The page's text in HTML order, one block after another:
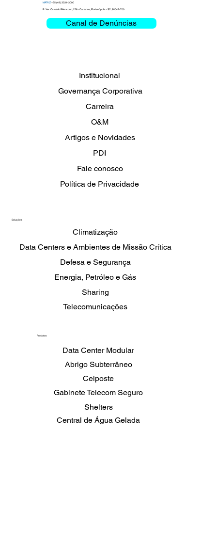
Clemar debate Missão Crítica e
MATRIZ+55 (48) 3331-3000
R. Ver. Osvaldo Bittencourt, 276 - Carianos, Florianópolis - SC, 88047-700
Canal de Denúncias
Produtos
Abrigo Subterrâneo
Celposte
Central de Água Gelada
Data Center Modular
Gabinete Telecom Seguro
Shelters
Soluções
Telecomunicações
Data Centers e Ambientes de Missão Crítica
Defesa e Segurança
Climatização
Energia, Petróleo e Gás
Sharing
Institucional
Governança Corporativa
Carreira
O&M
Artigos e Novidades
PDI
Fale conosco
Política de Privacidade